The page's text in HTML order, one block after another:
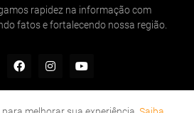
rapidez na informação com
fatos e fortalecendo nossa região.